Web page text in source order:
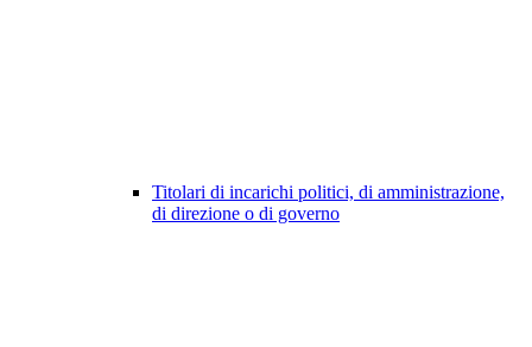
Titolari di incarichi politici, di amministrazione,
di direzione o di governo